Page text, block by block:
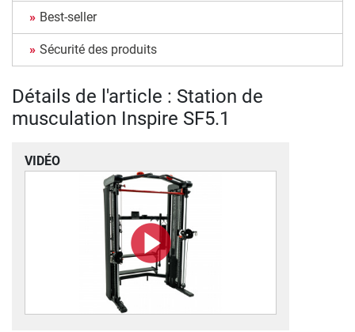
Best-seller
Sécurité des produits
Détails de l'article : Station de
musculation Inspire SF5.1
VIDÉO